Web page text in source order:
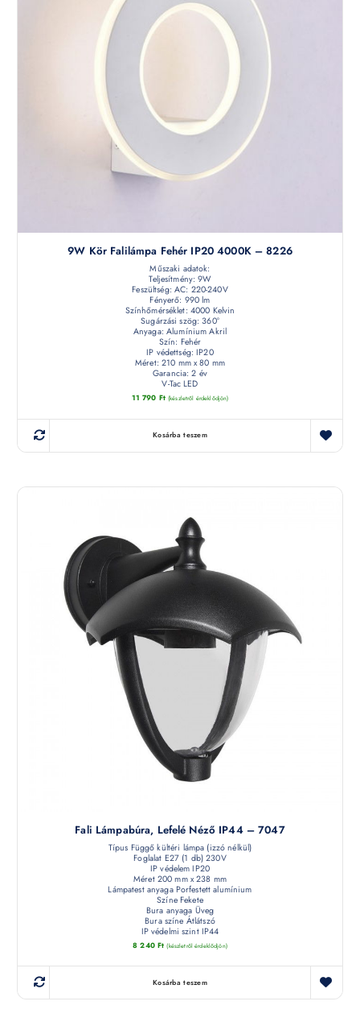
9W Kör Falilámpa Fehér IP20 4000K – 8226
Műszaki adatok:
Teljesítmény: 9W
Feszültség: AC: 220-240V
Fényerő: 990 lm
Színhőmérséklet: 4000 Kelvin
Sugárzási szög: 360°
Anyaga: Alumínium Akril
Szín: Fehér
IP védettség: IP20
Méret: 210 mm x 80 mm
Garancia: 2 év
V-Tac LED
11 790 Ft (készletről érdeklődjön)
Kosárba teszem
Fali Lámpabúra, Lefelé Néző IP44 – 7047
Típus Függő kültéri lámpa (izzó nélkül)
Foglalat E27 (1 db) 230V
IP védelem IP20
Méret 200 mm x 238 mm
Lámpatest anyaga Porfestett alumínium
Színe Fekete
Bura anyaga Üveg
Bura színe Átlátszó
IP védelmi szint IP44
8 240 Ft (készletről érdeklődjön)
Kosárba teszem